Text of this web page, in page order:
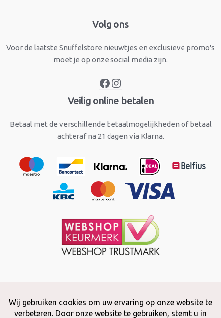
Volg ons
Voor de laatste Snuffelstore nieuwtjes en exclusieve promo's
moet je op onze social media zijn.
Facebook
Veilig online betalen
Betaal met de verschillende betaalmogelijkheden of betaal
achteraf na 21 dagen via Klarna.
Copyright © 2026 Snuffelstore